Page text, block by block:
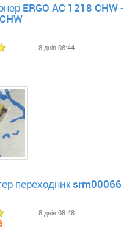
ERGO AC 1218 CHW -
8 днів 08:44
переходник srm00066
8 днів 08:48